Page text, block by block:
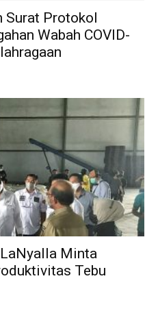
Surat Protokol
Wabah COVID-
Minta
Tebu